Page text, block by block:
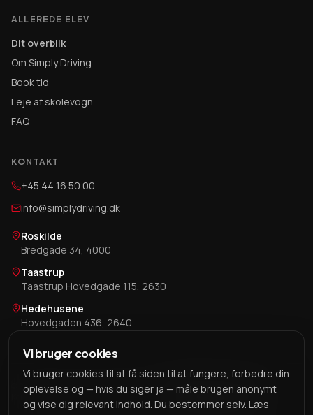
ALLEREDE ELEV
Dit overblik
Om Simply Driving
Book tid
Leje af skolevogn
FAQ
KONTAKT
+45 44 16 50 00
info@simplydriving.dk
Roskilde
Bredgade 34, 4000
Taastrup
Taastrup Hovedgade 115, 2630
Hedehusene
Hovedgaden 436, 2640
2026Simply Driving.Alle rettigheder forbeholdes.
Kontakt
Handelsbetingelser Privatlivspolitik Cookie-indstillinger
Vi bruger cookies
Vi bruger cookies til at få siden til at fungere, forbedre din
oplevelse og — hvis du siger ja — måle brugen anonymt
og vise dig relevant indhold. Du bestemmer selv. Læs